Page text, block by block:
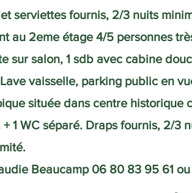
serviettes fournis, 2/3 nuits
au 2eme étage 4/5 personnes
sur salon, 1 sdb avec cabine
vaisselle, parking public en
située dans centre historique
1 WC séparé. Draps fournis, 2/3
Beaucamp 06 80 83 95 61 ou